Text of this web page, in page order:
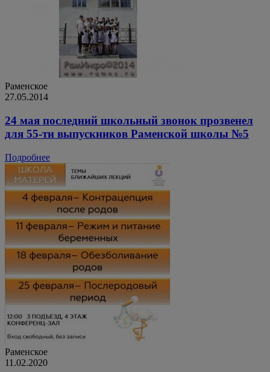
Раменское
27.05.2014
24 мая последний школьный звонок прозвенел
для 55-ти выпускников Раменской школы №5
Подробнее
Раменское
11.02.2020